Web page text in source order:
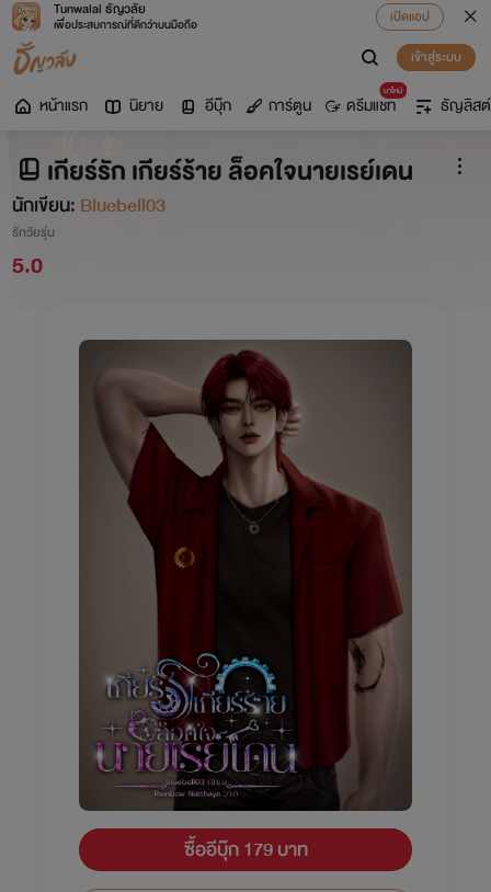
Tunwalai ธัญวลัย
เพื่อประสบการณ์ที่ดีกว่าบนมือถือ
เปิดแอป
เข้าสู่ระบบ
หน้าแรก นิยาย อีบุ๊ก การ์ตูน
มาใหม่
ดรีมแชท ธัญลิสต์
เกียร์รัก เกียร์ร้าย ล็อคใจนายเรย์เดน
นักเขียน: Bluebell03
รักวัยรุ่น
5.0
ซื้ออีบุ๊ก 179 บาท